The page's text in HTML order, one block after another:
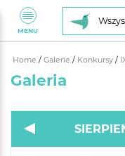
MENU
Home / Galerie / Konkursy /
Galeria